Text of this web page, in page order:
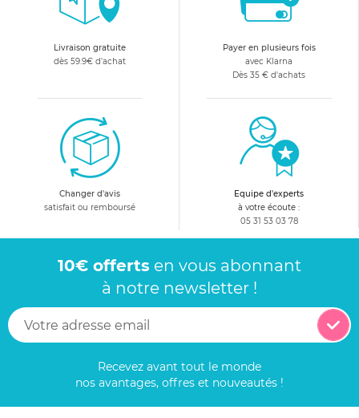
Livraison gratuite
dès 59.9€ d'achat
Payer en plusieurs fois
avec Klarna
Dès 35 € d'achats
Changer d'avis
satisfait ou remboursé
Equipe d'experts
à votre écoute :
05 31 53 03 78
10€ offerts en vous abonnant
à notre newsletter !
Recevez avant tout le monde
nos avantages, offres et nouveautés !